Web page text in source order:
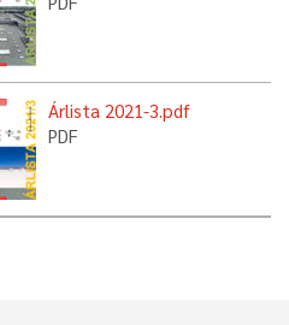
Árlista 2021-3.pdf
PDF